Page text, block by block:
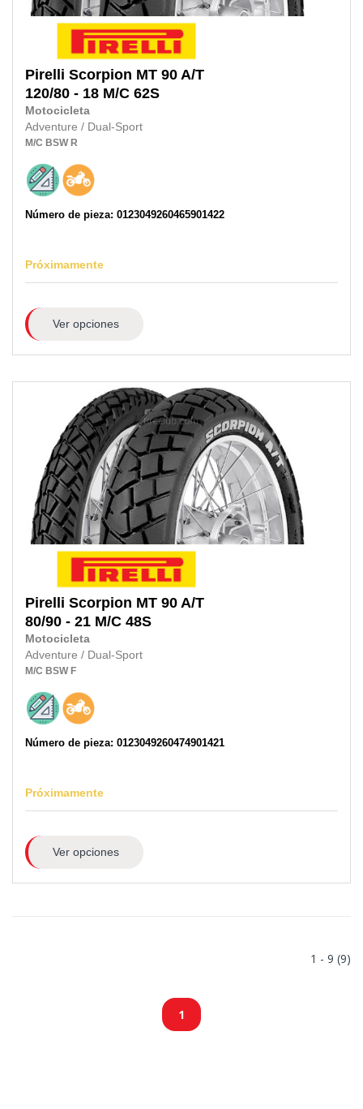
Pirelli Scorpion MT 90 A/T
120/80 - 18 M/C 62S
Motocicleta
Adventure / Dual-Sport
M/C BSW R
Número de pieza: 0123049260465901422
Próximamente
Ver opciones
Pirelli Scorpion MT 90 A/T
80/90 - 21 M/C 48S
Motocicleta
Adventure / Dual-Sport
M/C BSW F
Número de pieza: 0123049260474901421
Próximamente
Ver opciones
1 - 9 (9)
1